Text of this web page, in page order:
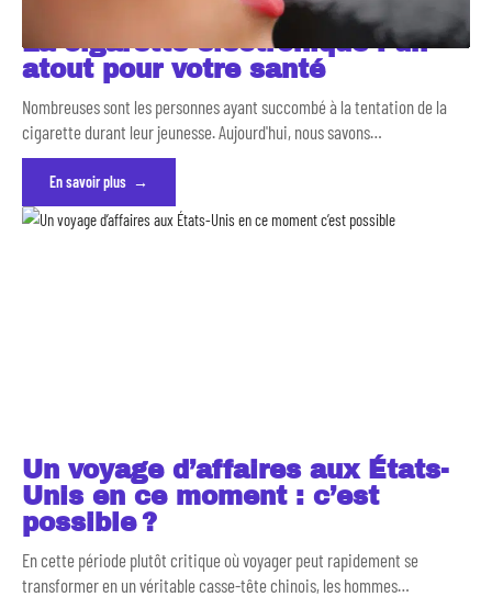
La cigarette électronique : un
atout pour votre santé
Nombreuses sont les personnes ayant succombé à la tentation de la
cigarette durant leur jeunesse. Aujourd'hui, nous savons…
En savoir plus
Un voyage d’affaires aux États-
Unis en ce moment : c’est
possible ?
En cette période plutôt critique où voyager peut rapidement se
transformer en un véritable casse-tête chinois, les hommes…